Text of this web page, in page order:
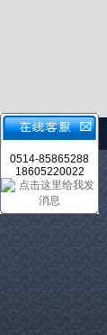
0514-85865288
18605220022